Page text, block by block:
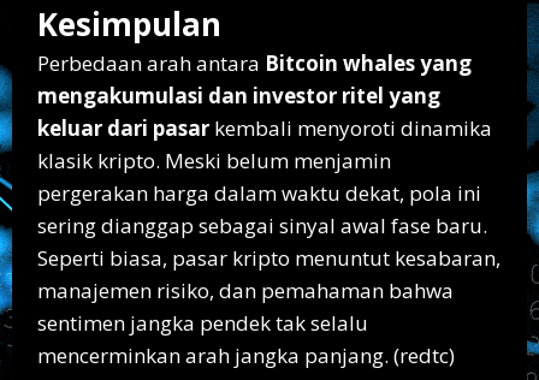
Kesimpulan
Perbedaan arah antara Bitcoin whales yang
mengakumulasi dan investor ritel yang
keluar dari pasar kembali menyoroti dinamika
klasik kripto. Meski belum menjamin
pergerakan harga dalam waktu dekat, pola ini
sering dianggap sebagai sinyal awal fase baru.
Seperti biasa, pasar kripto menuntut kesabaran,
manajemen risiko, dan pemahaman bahwa
sentimen jangka pendek tak selalu
mencerminkan arah jangka panjang. (redtc)